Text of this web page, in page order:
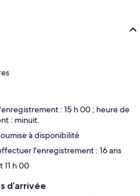
: 15 h 00 ; heure de
: minuit.
à disponibilité
l'enregistrement : 16 ans
11 h 00
d’arrivée